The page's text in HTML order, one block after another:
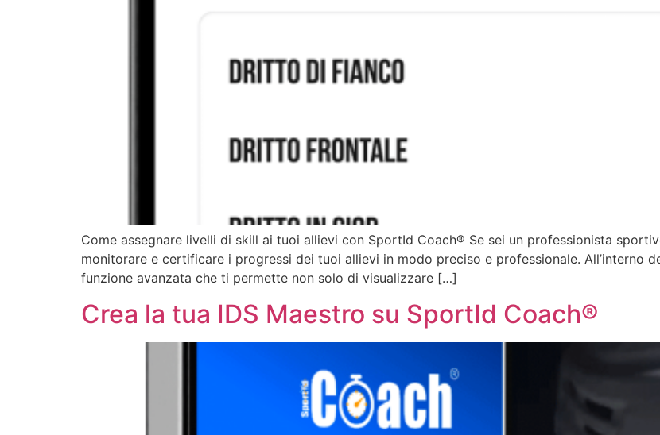
Come assegnare livelli di skill ai tuoi allievi con SportId Coach® Se sei un professionista
monitorare e certificare i progressi dei tuoi allievi in modo preciso e professionale. All’interno
funzione avanzata che ti permette non solo di visualizzare […]
Crea la tua IDS Maestro su SportId Coach®